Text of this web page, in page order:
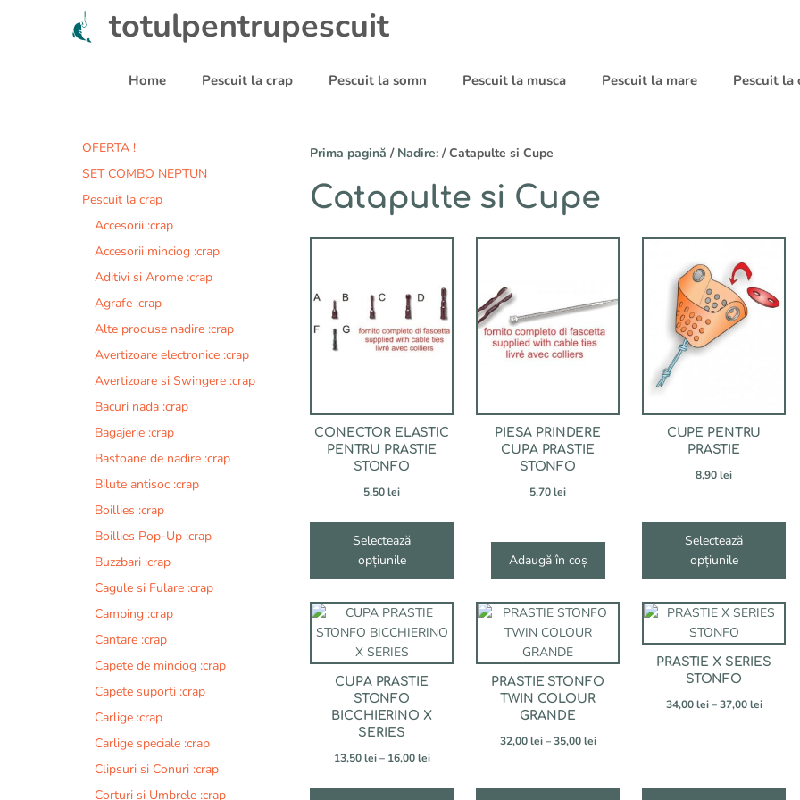
totulpentrupescuit
Home Pescuit la crap Pescuit la somn Pescuit la musca Pescuit la mare Pescuit la
Prima pagină / Nadire: / Catapulte si Cupe
Catapulte si Cupe
CONECTOR ELASTIC
PENTRU PRASTIE
STONFO
5,50lei
Selectează
opțiunile
mai
multe
variații.
alese
în
PIESA PRINDERE
CUPA PRASTIE
STONFO
5,70lei
Adaugă în coș
CUPE PENTRU
PRASTIE
8,90lei
Selectează
opțiunile
variații.
Opțiunile
pot
produsului.
CUPA PRASTIE
STONFO
BICCHIERINO X
SERIES
13,50lei – 16,00leiInterval
prețuri:
Acest
produs
mai
multe
variații.
Opțiunile
alese
PRASTIE STONFO
TWIN COLOUR
GRANDE
32,00lei – 35,00leiInterval
32,00 lei
Acest
produs
mai
multe
variații.
alese
PRASTIE X SERIES
STONFO
34,00lei – 37,00leiInterval
la
Acest
are
mai
variații.
alese
OFERTA !
SET COMBO NEPTUN
Pescuit la crap
Accesorii :crap
Accesorii minciog :crap
Aditivi si Arome :crap
Agrafe :crap
Alte produse nadire :crap
Avertizoare electronice :crap
Avertizoare si Swingere :crap
Bacuri nada :crap
Bagajerie :crap
Bastoane de nadire :crap
Bilute antisoc :crap
Boillies :crap
Boillies Pop-Up :crap
Buzzbari :crap
Cagule si Fulare :crap
Camping :crap
Cantare :crap
Capete de minciog :crap
Capete suporti :crap
Carlige :crap
Carlige speciale :crap
Clipsuri si Conuri :crap
Corturi si Umbrele :crap